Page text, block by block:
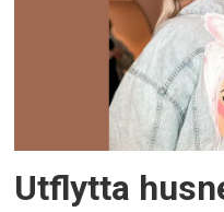
Utflytta